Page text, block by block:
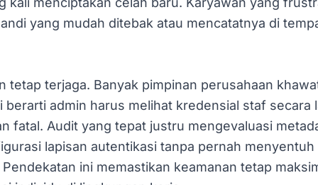
yang mudah ditebak atau mencatatnya di
tetap terjaga. Banyak pimpinan perusahaan
berarti admin harus melihat kredensial staf secara
fatal. Audit yang tepat justru mengevaluasi
lapisan autentikasi tanpa pernah
ini memastikan keamanan tetap